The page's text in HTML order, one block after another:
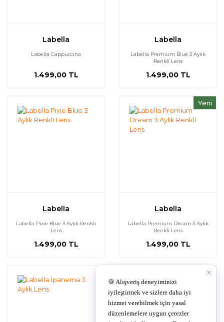
Labella
Labella Cappuccıno
1.499,00 TL
Labella
Labella Premium Blue 3 Aylık
Renkli Lens
1.499,00 TL
Labella
Labella Pixie Blue 3 Aylık Renkli
Lens
1.499,00 TL
Yeni
Labella
Labella Premium Dream 3 Aylık
Renkli Lens
1.499,00 TL